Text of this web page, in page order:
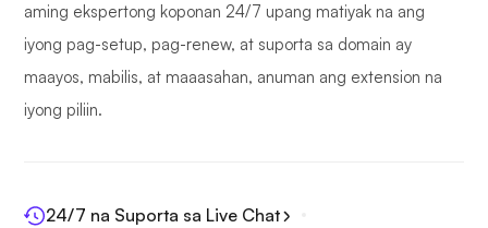
aming ekspertong koponan 24/7 upang matiyak na ang
iyong pag-setup, pag-renew, at suporta sa domain ay
maayos, mabilis, at maaasahan, anuman ang extension na
iyong piliin.
24/7 na Suporta sa Live Chat